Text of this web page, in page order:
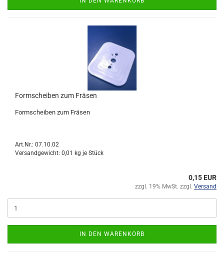
Formscheiben zum Fräsen
Formscheiben zum Fräsen
Art.Nr.: 07.10.02
Versandgewicht: 0,01 kg je Stück
0,15 EUR
zzgl. 19% MwSt. zzgl. Versand
IN DEN WARENKORB